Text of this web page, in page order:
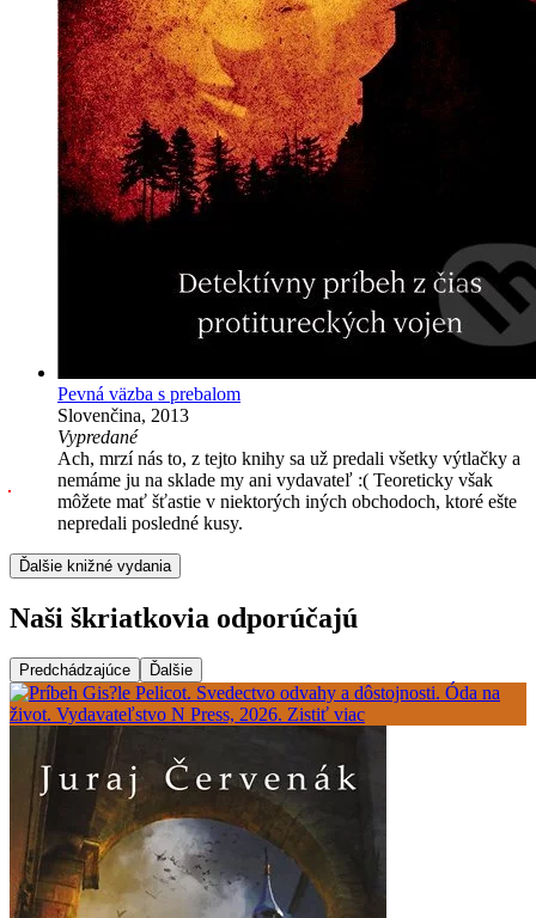
Pevná väzba s prebalom
Slovenčina, 2013
Vypredané
Ach, mrzí nás to, z tejto knihy sa už predali všetky výtlačky a
nemáme ju na sklade my ani vydavateľ :( Teoreticky však
môžete mať šťastie v niektorých iných obchodoch, ktoré ešte
nepredali posledné kusy.
Ďalšie knižné vydania
Naši škriatkovia odporúčajú
Predchádzajúce Ďalšie